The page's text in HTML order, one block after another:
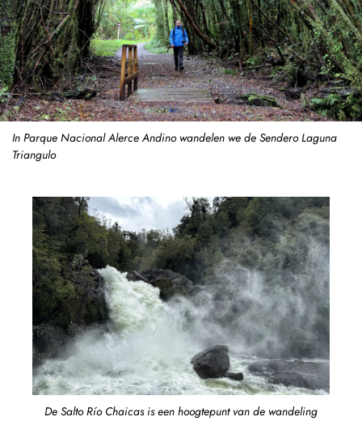
In Parque Nacional Alerce Andino wandelen we de Sendero Laguna
Triangulo
De Salto Río Chaicas is een hoogtepunt van de wandeling